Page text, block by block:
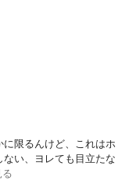
限るんけど、これはホ
い、ヨレても目立たな